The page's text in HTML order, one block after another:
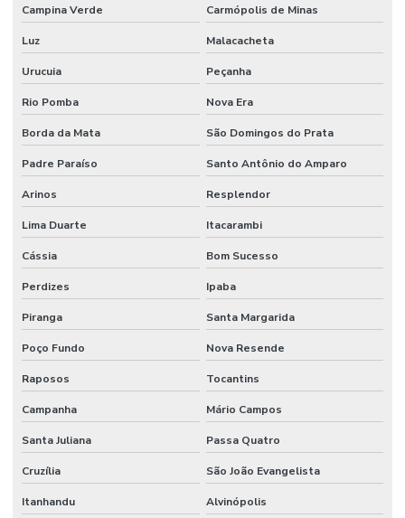
Campina Verde Carmópolis de Minas
Luz Malacacheta
Urucuia Peçanha
Rio Pomba Nova Era
Borda da Mata São Domingos do Prata
Padre Paraíso Santo Antônio do Amparo
Arinos Resplendor
Lima Duarte Itacarambi
Cássia Bom Sucesso
Perdizes Ipaba
Piranga Santa Margarida
Poço Fundo Nova Resende
Raposos Tocantins
Campanha Mário Campos
Santa Juliana Passa Quatro
Cruzília São João Evangelista
Itanhandu Alvinópolis